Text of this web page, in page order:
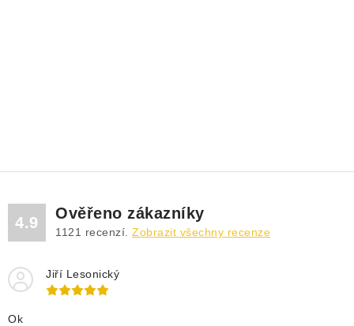
4.9
Ověřeno zákazníky
1121 recenzí. Zobrazit všechny recenze
Jiří Lesonický
Ok